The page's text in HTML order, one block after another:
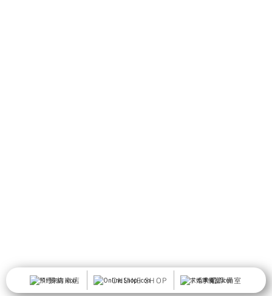
預約來店 ONLINE SHOP 求婚準備室